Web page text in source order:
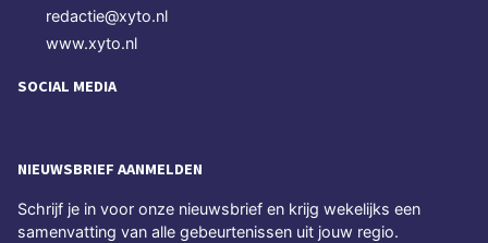
redactie@xyto.nl
www.xyto.nl
SOCIAL MEDIA
NIEUWSBRIEF AANMELDEN
Schrijf je in voor onze nieuwsbrief en krijg wekelijks een
samenvatting van alle gebeurtenissen uit jouw regio.